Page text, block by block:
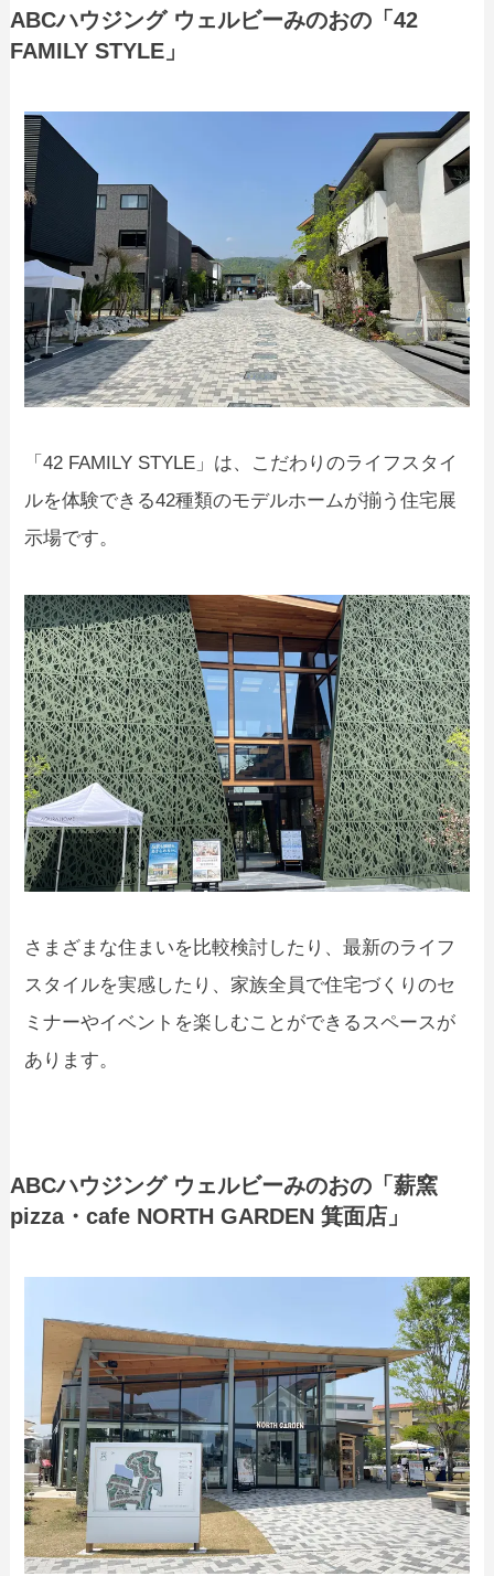
ABCハウジング ウェルビーみのおの「42
FAMILY STYLE」
「42 FAMILY STYLE」は、こだわりのライフスタイ
ルを体験できる42種類のモデルホームが揃う住宅展
示場です。
さまざまな住まいを比較検討したり、最新のライフ
スタイルを実感したり、家族全員で住宅づくりのセ
ミナーやイベントを楽しむことができるスペースが
あります。
ABCハウジング ウェルビーみのおの「薪窯
pizza・cafe NORTH GARDEN 箕面店」